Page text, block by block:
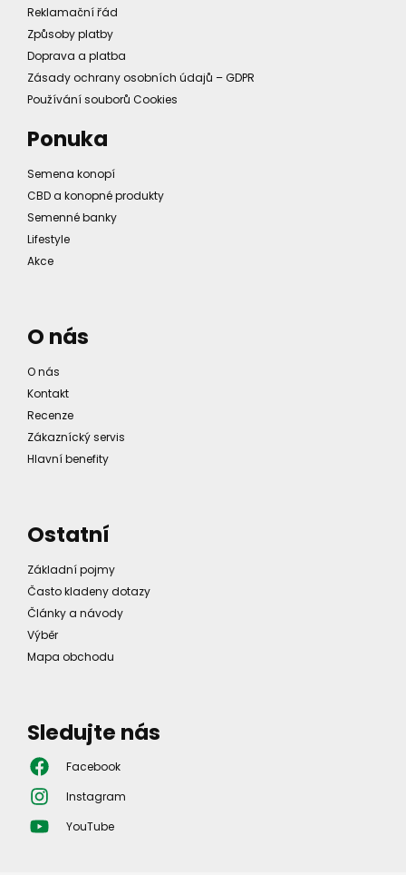
Reklamační řád
Způsoby platby
Doprava a platba
Zásady ochrany osobních údajů – GDPR
Používání souborů Cookies
Ponuka
Semena konopí
CBD a konopné produkty
Semenné banky
Lifestyle
Akce
O nás
O nás
Kontakt
Recenze
Zákaznícký servis
Hlavní benefity
Ostatní
Základní pojmy
Často kladeny dotazy
Články a návody
Výběr
Mapa obchodu
Sledujte nás
Facebook
Instagram
YouTube